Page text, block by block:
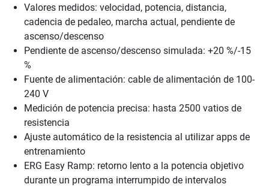
Valores medidos: velocidad, potencia, distancia,
cadencia de pedaleo, marcha actual, pendiente de
ascenso/descenso
Pendiente de ascenso/descenso simulada: +20 %/-15
%
Fuente de alimentación: cable de alimentación de 100-
240 V
Medición de potencia precisa: hasta 2500 vatios de
resistencia
Ajuste automático de la resistencia al utilizar apps de
entrenamiento
ERG Easy Ramp: retorno lento a la potencia objetivo
durante un programa interrumpido de intervalos